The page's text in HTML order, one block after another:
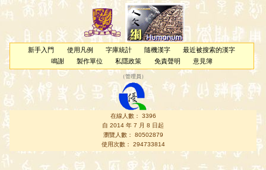
新手入門 使用凡例 字庫統計 隨機漢字
最近被搜索的漢字
鳴謝
製作單位 私隱政策 免責聲明 意見簿
（管理員 ）
在線人數： 3396
自 2014 年 7 月 8 日起
瀏覽人數： 80502879
使用次數： 294733814